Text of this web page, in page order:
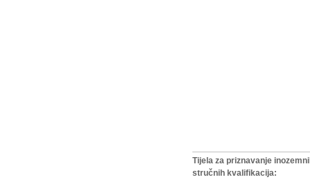
Tijela za priznavanje
stručnih kvalifikacija: